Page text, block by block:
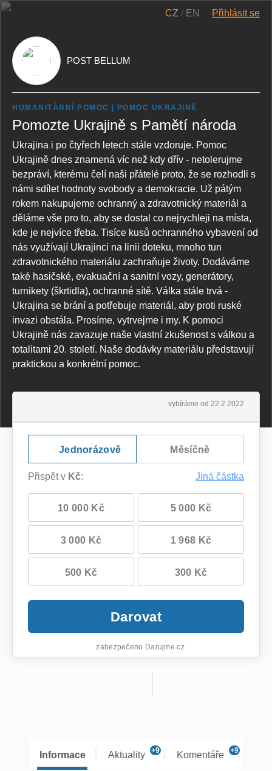
CZ / EN Přihlásit se
POST BELLUM
HUMANITÁRNÍ POMOC POMOC UKRAJINĚ
Pomozte Ukrajině s Pamětí národa
Ukrajina i po čtyřech letech stále vzdoruje. Pomoc
Ukrajině dnes znamená víc než kdy dřív - netolerujme
bezpráví, kterému čelí naši přátelé proto, že se rozhodli s
námi sdílet hodnoty svobody a demokracie. Už pátým
rokem nakupujeme ochranný a zdravotnický materiál a
děláme vše pro to, aby se dostal co nejrychleji na místa,
kde je nejvíce třeba. Tisíce kusů ochranného vybavení od
nás využívají Ukrajinci na linii doteku, mnoho tun
zdravotnického materiálu zachraňuje životy. Dodáváme
také hasičské, evakuační a sanitní vozy, generátory,
turnikety (škrtidla), ochranné sítě. Válka stále trvá -
Ukrajina se brání a potřebuje materiál, aby proti ruské
invazi obstála. Prosíme, vytrvejme i my. K pomoci
Ukrajině nás zavazuje naše vlastní zkušenost s válkou a
totalitami 20. století. Naše dodávky materiálu představují
praktickou a konkrétní pomoc.
vybíráme od 22.2.2022
Jednorázově Měsíčně
Přispět v Kč: Jiná částka
10 000 Kč 5 000 Kč
3 000 Kč 1 968 Kč
500 Kč 300 Kč
Darovat
zabezpečeno Darujme.cz
Informace Aktuality +9 Komentáře +9